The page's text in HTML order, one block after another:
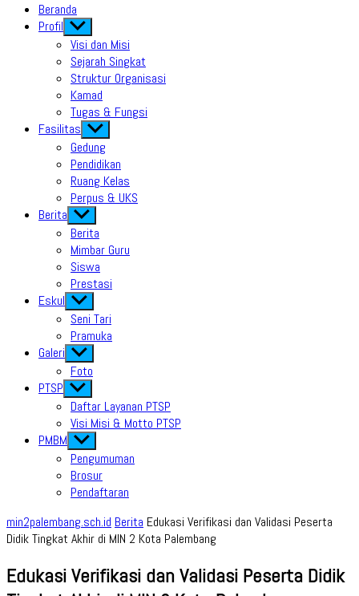
Beranda
Profil Show
sub
menu
Visi dan Misi
Sejarah Singkat
Struktur Organisasi
Kamad
Tugas & Fungsi
Fasilitas Show
sub
menu
Gedung
Pendidikan
Ruang Kelas
Perpus & UKS
Berita Show
sub
menu
Berita
Mimbar Guru
Siswa
Prestasi
Eskul Show
sub
menu
Seni Tari
Pramuka
Galeri Show
sub
menu
Foto
PTSP Show
sub
menu
Daftar Layanan PTSP
Visi Misi & Motto PTSP
PMBM Show
sub
menu
Pengumuman
Brosur
Pendaftaran
min2palembang.sch.id Berita Edukasi Verifikasi dan Validasi Peserta
Didik Tingkat Akhir di MIN 2 Kota Palembang
Edukasi Verifikasi dan Validasi Peserta Didik